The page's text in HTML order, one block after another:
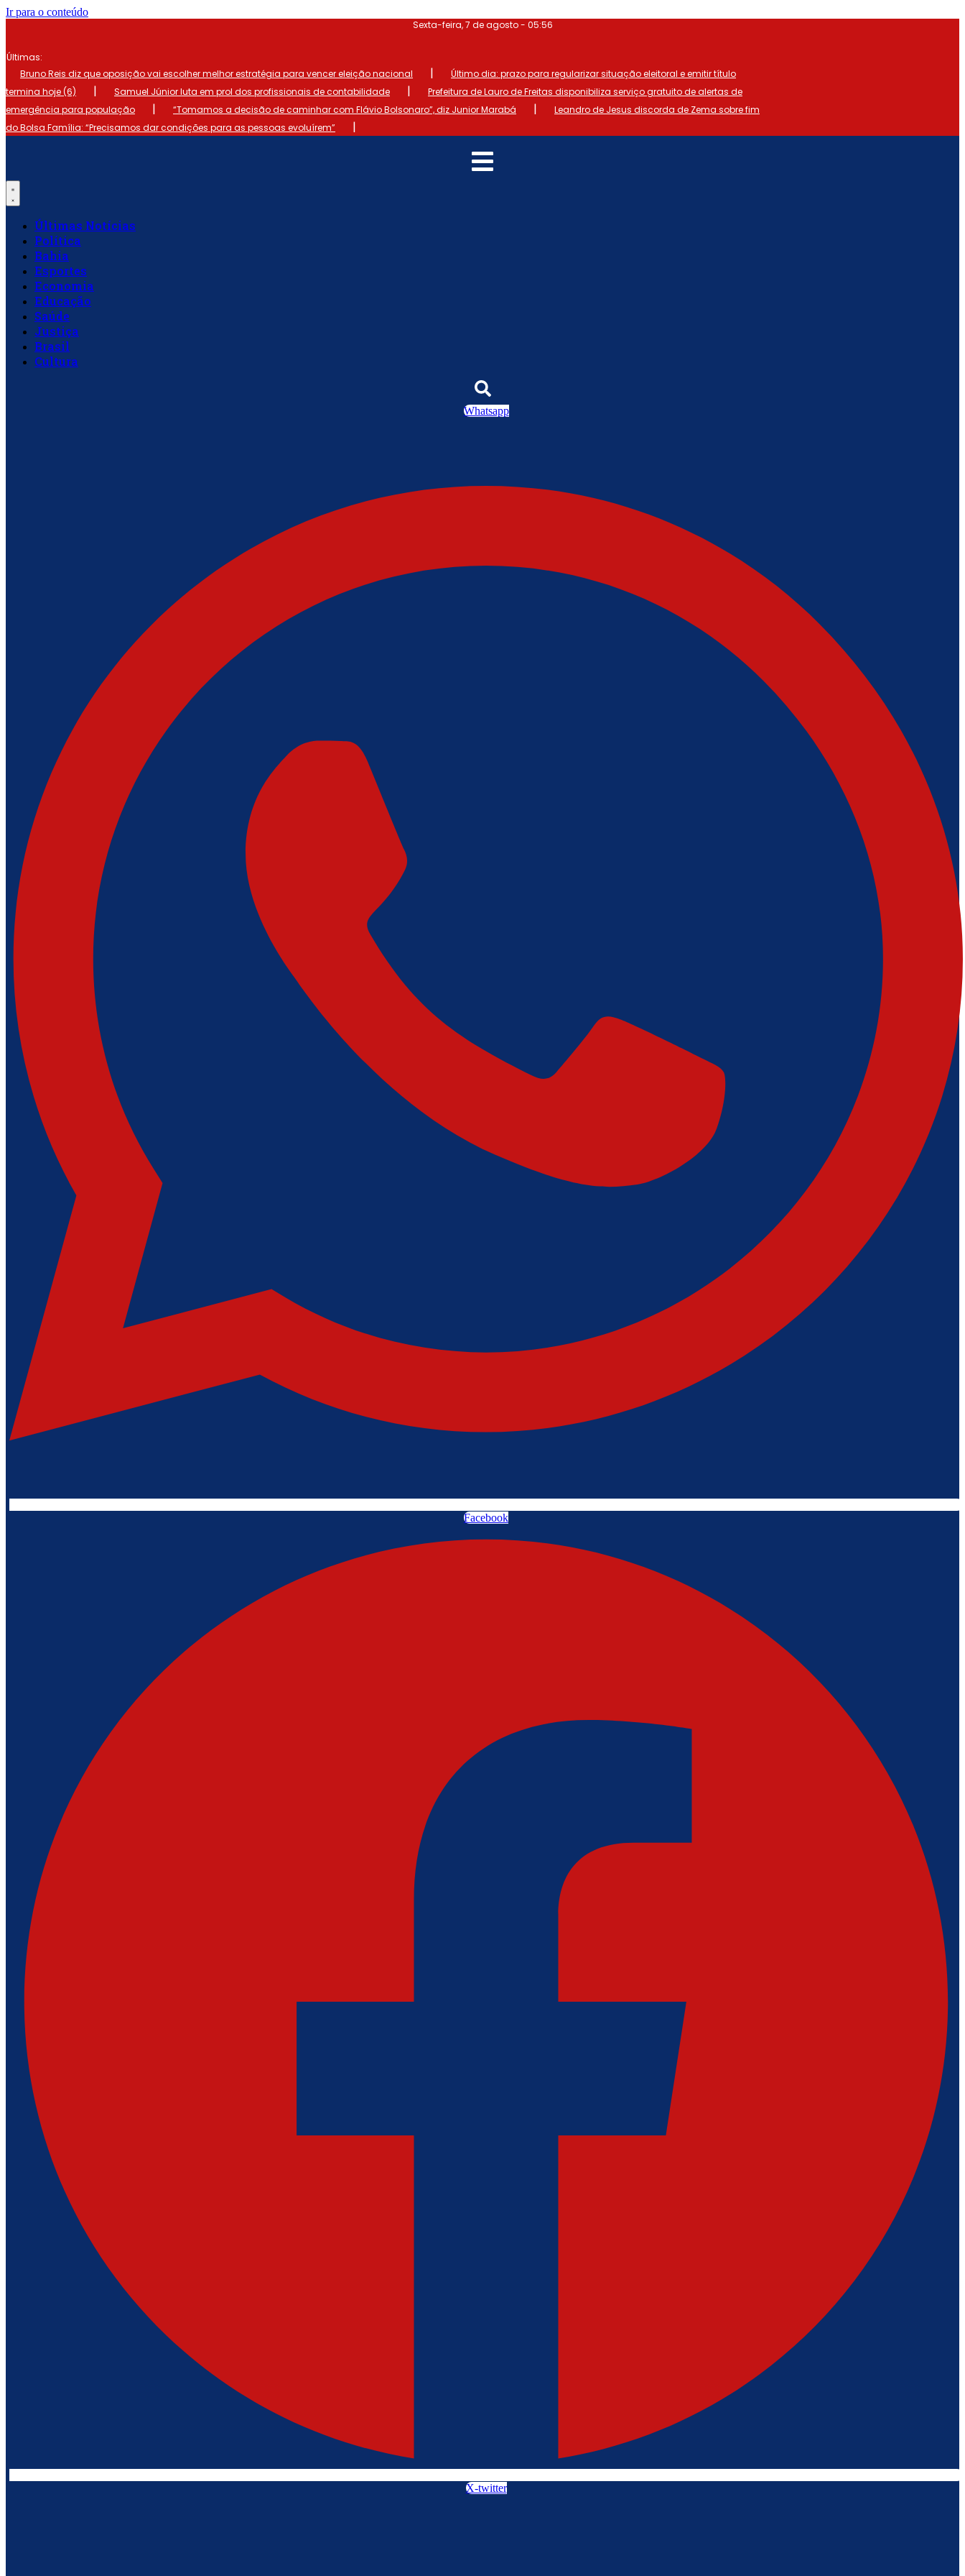
Ir para o conteúdo
Sexta-feira, 7 de agosto - 05:56
Últimas:
Bruno Reis diz que oposição vai escolher melhor estratégia para vencer eleição nacional
|
Último dia: prazo para regularizar situação eleitoral e emitir título
termina hoje (6)
| Samuel Júnior luta em prol dos profissionais de contabilidade |
Prefeitura de Lauro de Freitas disponibiliza serviço gratuito de alertas de
emergência para população
| “Tomamos a decisão de caminhar com Flávio Bolsonaro”, diz Junior Marabá |
Leandro de Jesus discorda de Zema sobre fim
do Bolsa Família: “Precisamos dar condições para as pessoas evoluírem”
|
Últimas Notícias
Política
Bahia
Esportes
Economia
Educação
Saúde
Justiça
Brasil
Cultura
Whatsapp
Facebook
X-twitter